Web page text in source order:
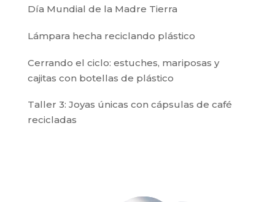
Día Mundial de la Madre Tierra
Lámpara hecha reciclando plástico
Cerrando el ciclo: estuches, mariposas y
cajitas con botellas de plástico
Taller 3: Joyas únicas con cápsulas de café
recicladas